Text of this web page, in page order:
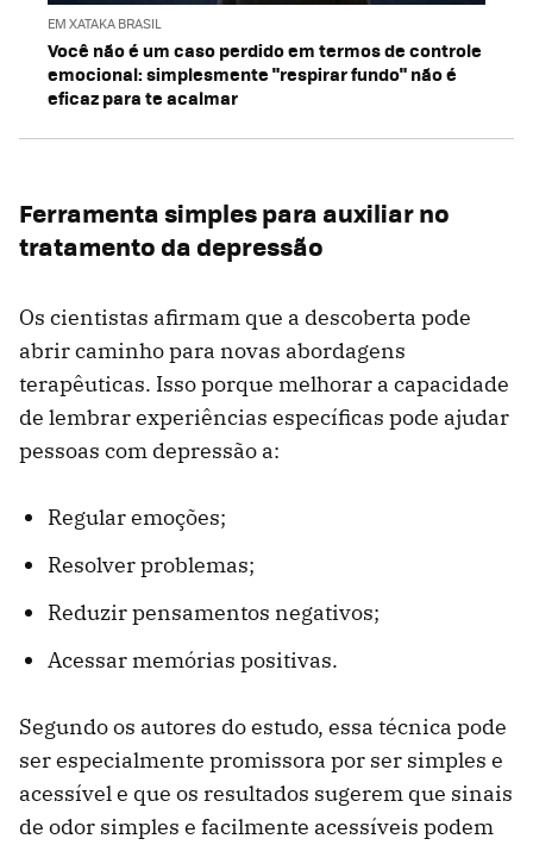
EM XATAKA BRASIL
Você não é um caso perdido em termos de controle
emocional: simplesmente "respirar fundo" não é
eficaz para te acalmar
Ferramenta simples para auxiliar no
tratamento da depressão
Os cientistas afirmam que a descoberta pode
abrir caminho para novas abordagens
terapêuticas. Isso porque melhorar a capacidade
de lembrar experiências específicas pode ajudar
pessoas com depressão a:
Regular emoções;
Resolver problemas;
Reduzir pensamentos negativos;
Acessar memórias positivas.
Segundo os autores do estudo, essa técnica pode
ser especialmente promissora por ser simples e
acessível e que os resultados sugerem que sinais
de odor simples e facilmente acessíveis podem